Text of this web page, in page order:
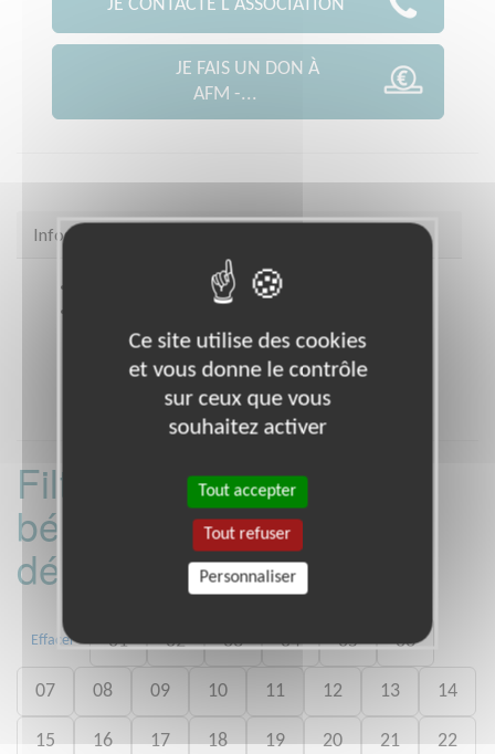
JE CONTACTE L'ASSOCIATION
JE FAIS UN DON À
AFM -...
Infos pratiques
coordination.telethon.fr/coo/059F/
Gustave Fontaine COUDEKERQUE BRANCHE
Filtrer les missions
bénévoles par
département :
Effacer 01 02 03 04 05 06
07 08 09 10 11 12 13 14
15 16 17 18 19 20 21 22
Ce site utilise des cookies
et vous donne le contrôle
sur ceux que vous
souhaitez activer
Tout accepter
Tout refuser
Personnaliser